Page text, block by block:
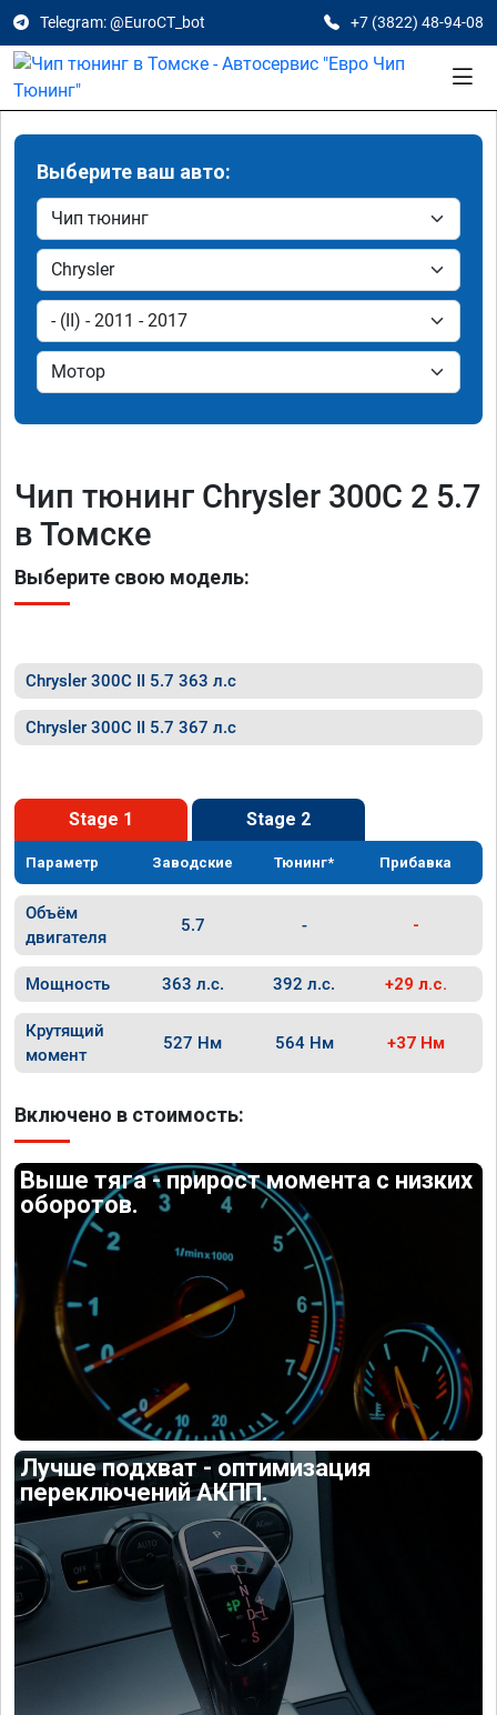
Telegram: @EuroCT_bot +7 (3822) 48-94-08
Выберите ваш авто:
Чип тюнинг Chrysler 300C 2 5.7
в Томске
Выберите свою модель:
Chrysler 300C II 5.7 363 л.с
Chrysler 300C II 5.7 367 л.с
Stage 1 Stage 2
Параметр Заводские Тюнинг* Прибавка
Объём
двигателя
5.7 - -
Мощность 363 л.с. 392 л.с. +29 л.с.
Крутящий
момент
527 Нм 564 Нм +37 Нм
Включено в стоимость:
Выше тяга - прирост момента с низких
оборотов.
Лучше подхват - оптимизация
переключений АКПП.